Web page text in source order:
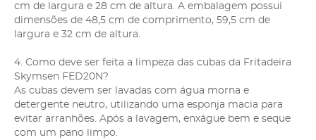
cm de largura e 28 cm de altura. A embalagem possui
dimensões de 48,5 cm de comprimento, 59,5 cm de
largura e 32 cm de altura.
4. Como deve ser feita a limpeza das cubas da Fritadeira
Skymsen FED20N?
As cubas devem ser lavadas com água morna e
detergente neutro, utilizando uma esponja macia para
evitar arranhões. Após a lavagem, enxágue bem e seque
com um pano limpo.